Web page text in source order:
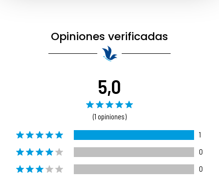
Opiniones verificadas
5,0
(1 opiniones)
1
0
0